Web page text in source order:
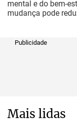
mental e do bem-
mudança pode
Publicidade
Mais lidas